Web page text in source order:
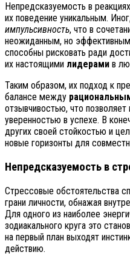
Непредсказуемость в
их поведение уникальным.
импульсивность, что в
неожиданным, но
способны рисковать ради
их настоящими лидерами в
Таким образом, их подход к
балансе между
отзывчивостью, что
уверенностью в успехе. В
других своей стойкостью и
новые горизонты для
Непредсказуемость в
Стрессовые обстоятельства
грани личности, обнажая
Для одного из наиболее
зодиакального круга это
на первый план выходят
действию.